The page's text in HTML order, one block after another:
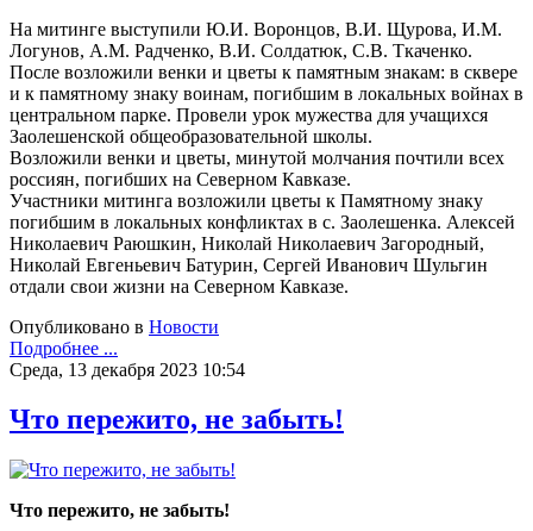
На митинге выступили Ю.И. Воронцов, В.И. Щурова, И.М.
Логунов, А.М. Радченко, В.И. Солдатюк, С.В. Ткаченко.
После возложили венки и цветы к памятным знакам: в сквере
и к памятному знаку воинам, погибшим в локальных войнах в
центральном парке. Провели урок мужества для учащихся
Заолешенской общеобразовательной школы.
Возложили венки и цветы, минутой молчания почтили всех
россиян, погибших на Северном Кавказе.
Участники митинга возложили цветы к Памятному знаку
погибшим в локальных конфликтах в с. Заолешенка. Алексей
Николаевич Раюшкин, Николай Николаевич Загородный,
Николай Евгеньевич Батурин, Сергей Иванович Шульгин
отдали свои жизни на Северном Кавказе.
Опубликовано в Новости
Подробнее ...
Среда, 13 декабря 2023 10:54
Что пережито, не забыть!
Что пережито, не забыть!